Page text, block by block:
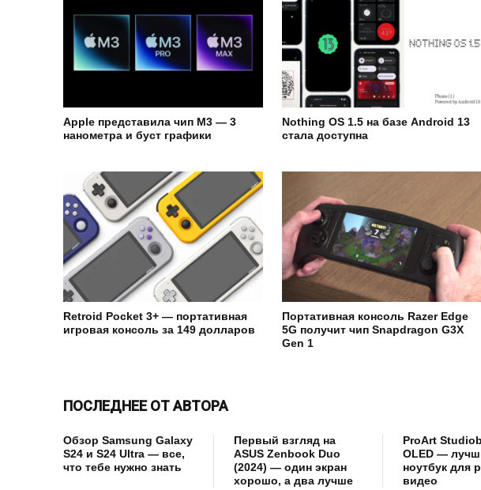
Apple представила чип M3 — 3
нанометра и буст графики
Nothing OS 1.5 на базе Android 13
стала доступна
Retroid Pocket 3+ — портативная
игровая консоль за 149 долларов
Портативная консоль Razer Edge
5G получит чип Snapdragon G3X
Gen 1
ПОСЛЕДНЕЕ ОТ АВТОРА
Обзор Samsung Galaxy
S24 и S24 Ultra — все,
что тебе нужно знать
Первый взгляд на
ASUS Zenbook Duo
(2024) — один экран
хорошо, а два лучше
ProArt
OLED —
ноутбук для
видео